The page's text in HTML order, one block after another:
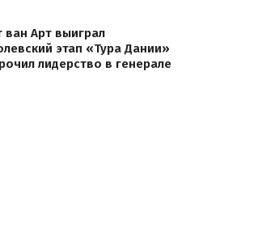
ван Арт выиграл
этап «Тура Дании»
лидерство в генерале